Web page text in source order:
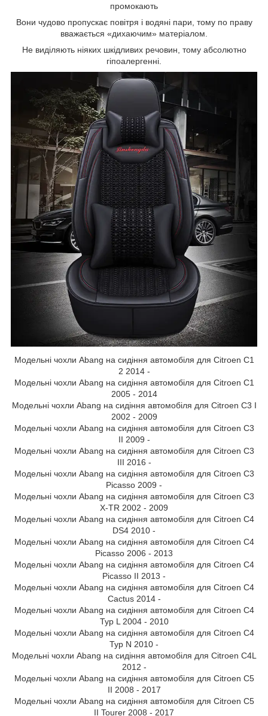
промокають
Вони чудово пропускає повітря і водяні пари, тому по праву
вважається «дихаючим» матеріалом.
Не виділяють ніяких шкідливих речовин, тому абсолютно
гіпоалергенні.
Модельні чохли Abang на сидіння автомобіля для Citroen C1
2 2014 -
Модельні чохли Abang на сидіння автомобіля для Citroen C1
2005 - 2014
Модельні чохли Abang на сидіння автомобіля для Citroen C3 I
2002 - 2009
Модельні чохли Abang на сидіння автомобіля для Citroen C3
II 2009 -
Модельні чохли Abang на сидіння автомобіля для Citroen C3
III 2016 -
Модельні чохли Abang на сидіння автомобіля для Citroen C3
Picasso 2009 -
Модельні чохли Abang на сидіння автомобіля для Citroen C3
X-TR 2002 - 2009
Модельні чохли Abang на сидіння автомобіля для Citroen C4
DS4 2010 -
Модельні чохли Abang на сидіння автомобіля для Citroen C4
Picasso 2006 - 2013
Модельні чохли Abang на сидіння автомобіля для Citroen C4
Picasso II 2013 -
Модельні чохли Abang на сидіння автомобіля для Citroen C4
Cactus 2014 -
Модельні чохли Abang на сидіння автомобіля для Citroen C4
Typ L 2004 - 2010
Модельні чохли Abang на сидіння автомобіля для Citroen C4
Typ N 2010 -
Модельні чохли Abang на сидіння автомобіля для Citroen C4L
2012 -
Модельні чохли Abang на сидіння автомобіля для Citroen C5
II 2008 - 2017
Модельні чохли Abang на сидіння автомобіля для Citroen C5
II Tourer 2008 - 2017